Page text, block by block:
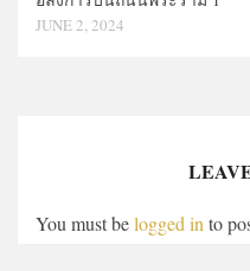
JUNE 2, 2024
You must belogged into